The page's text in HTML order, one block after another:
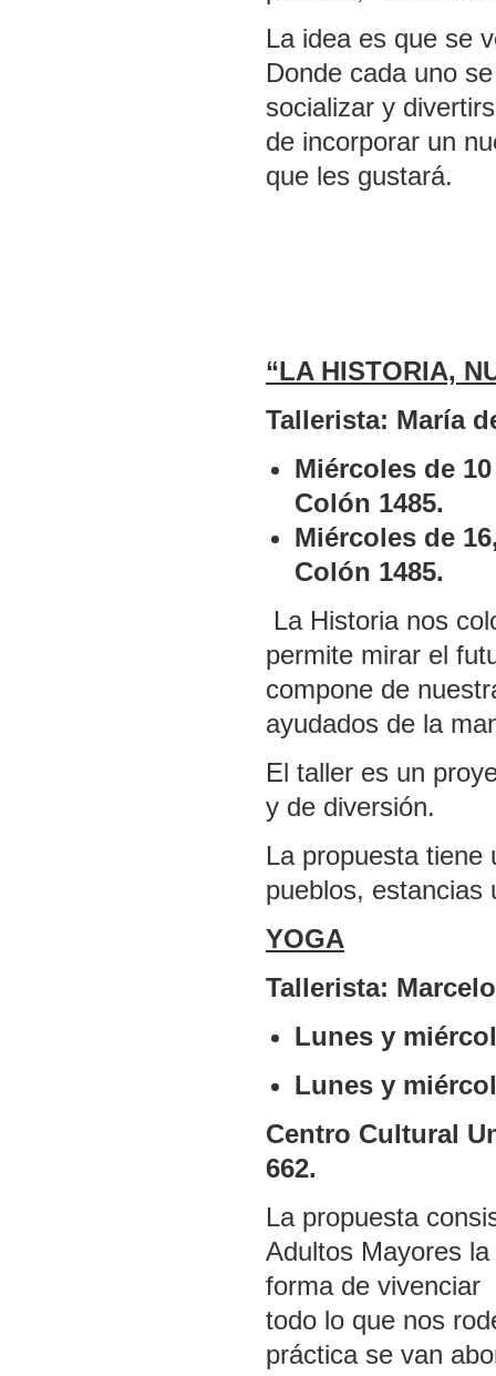
La idea es que se
Donde cada uno
socializar y
de incorporar un
que les gustará.
“LA HISTORIA,
Tallerista: María
Miércoles de
Colón 1485.
Miércoles de
Colón 1485.
La Historia nos
permite mirar el
compone de
ayudados de la
El taller es un
y de diversión.
La propuesta tiene
pueblos, estancias
YOGA
Tallerista:
Lunes y
Lunes y
Centro Cultural
662.
La propuesta
Adultos Mayores
forma de vivenciar
todo lo que nos
práctica se van